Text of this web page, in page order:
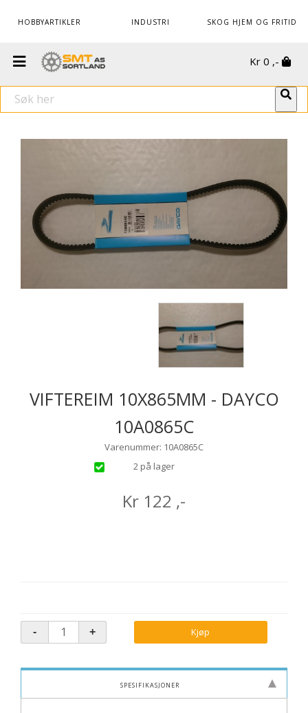
HOBBYARTIKLER INDUSTRI SKOG HJEM OG FRITID
Kr 0 ,-
VIFTEREIM 10X865MM - DAYCO
10A0865C
Varenummer: 10A0865C
2 på lager
Kr 122 ,-
Kjøp
Spesifikasjoner